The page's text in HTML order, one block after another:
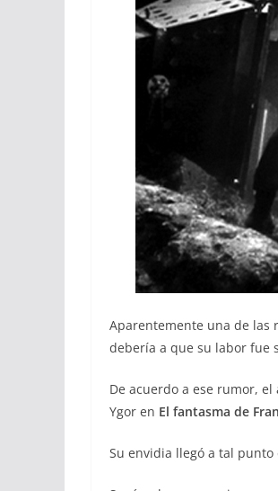
Aparentemente una de las
debería a que su labor fue
De acuerdo a ese rumor,
Ygor en El fantasma de
Su envidia llegó a tal